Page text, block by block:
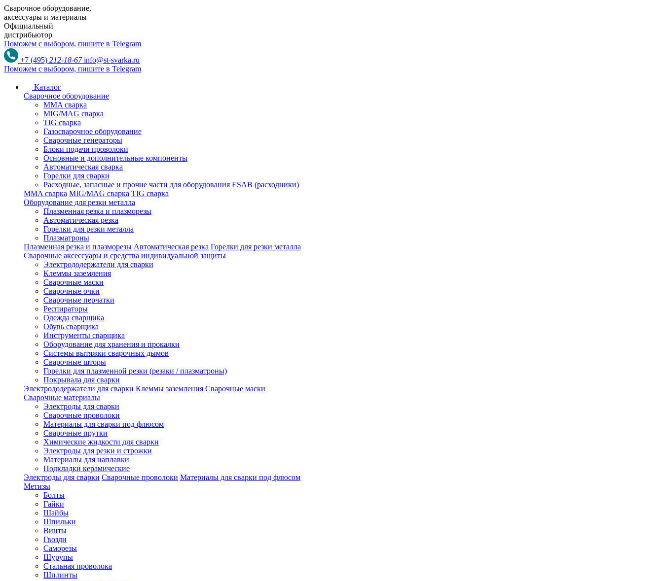
Сварочное оборудование,
аксессуары и материалы
Официальный
дистрибьютор
Поможем с выбором, пишите в Telegram
+7 (495) 212-18-67 info@st-svarka.ru
Поможем с выбором, пишите в Telegram
Каталог
Сварочное оборудование
MMA сварка
MIG/MAG сварка
TIG сварка
Газосварочное оборудование
Сварочные генераторы
Блоки подачи проволоки
Основные и дополнительные компоненты
Автоматическая сварка
Горелки для сварки
Расходные, запасные и прочие части для оборудования ESAB (расходники)
MMA сварка MIG/MAG сварка TIG сварка
Оборудование для резки металла
Плазменная резка и плазморезы
Автоматическая резка
Горелки для резки металла
Плазматроны
Плазменная резка и плазморезы Автоматическая резка Горелки для резки металла
Сварочные аксессуары и средства индивидуальной защиты
Электрододержатели для сварки
Клеммы заземления
Сварочные маски
Сварочные очки
Сварочные перчатки
Респираторы
Одежда сварщика
Обувь сварщика
Инструменты сварщика
Оборудование для хранения и прокалки
Системы вытяжки сварочных дымов
Сварочные шторы
Горелки для плазменной резки (резаки / плазматроны)
Покрывала для сварки
Электрододержатели для сварки Клеммы заземления Сварочные маски
Сварочные материалы
Электроды для сварки
Сварочные проволоки
Материалы для сварки под флюсом
Сварочные прутки
Химические жидкости для сварки
Электроды для резки и строжки
Материалы для наплавки
Подкладки керамические
Электроды для сварки Сварочные проволоки Материалы для сварки под флюсом
Метизы
Болты
Гайки
Шайбы
Шпильки
Винты
Гвозди
Саморезы
Шурупы
Стальная проволока
Шплинты